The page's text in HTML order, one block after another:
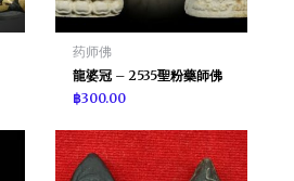
药师佛
龍婆冠 – 2535聖粉藥師佛
฿300.00